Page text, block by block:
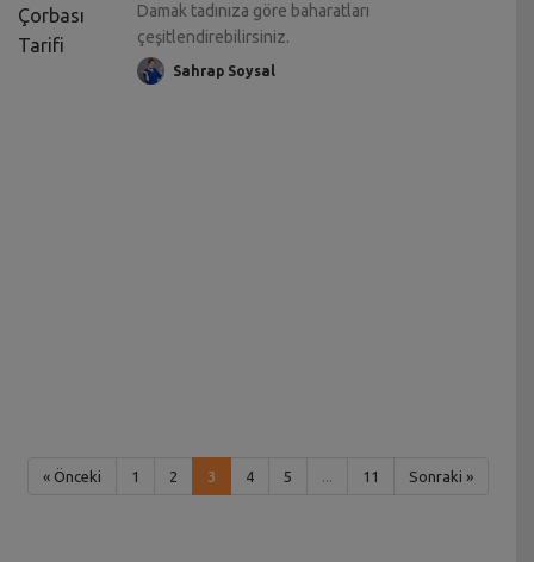
Damak tadınıza göre baharatları
çeşitlendirebilirsiniz.
Sahrap Soysal
« Önceki 1 2 3 4 5 ... 11 Sonraki »